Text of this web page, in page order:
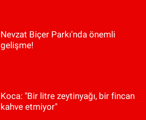
Nevzat Biçer Parkı'nda önemli
gelişme!
Koca: "Bir litre zeytinyağı, bir fincan
kahve etmiyor"